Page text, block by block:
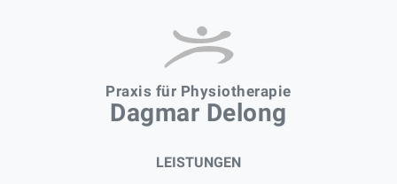
Praxis für Physiotherapie
Dagmar Delong
LEISTUNGEN